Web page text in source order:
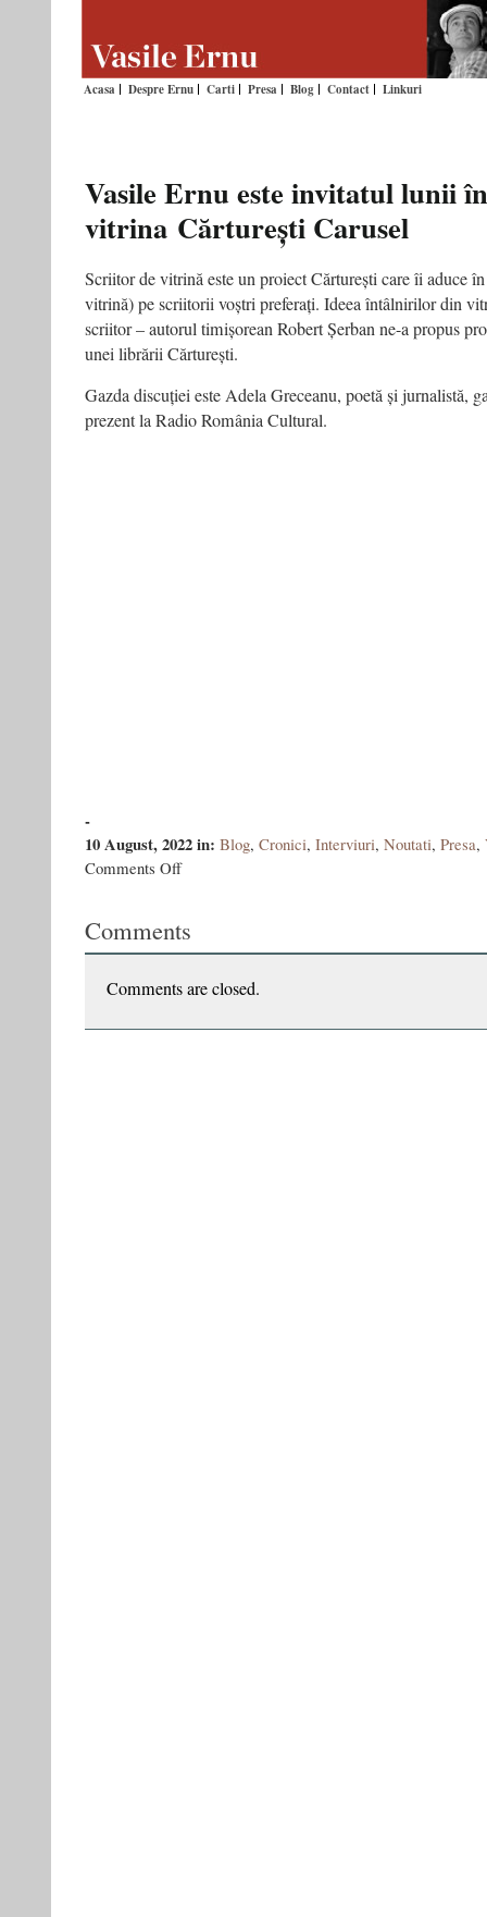
Acasa Despre Ernu Carti Presa Blog Contact Linkuri
Vasile Ernu este invitatul lunii în
vitrina Cărturești Carusel
Scriitor de vitrină este un proiect Cărturești care îi aduce
vitrină) pe scriitorii voștri preferați. Ideea întâlnirilor din
scriitor – autorul timișorean Robert Șerban ne-a propus
unei librării Cărturești.
Gazda discuției este Adela Greceanu, poetă și jurnalistă,
prezent la Radio România Cultural.
-
10 August, 2022in: Blog, Cronici, Interviuri, Noutati, Presa,
Comments Offon
invitatul
Comments
Comments are closed.